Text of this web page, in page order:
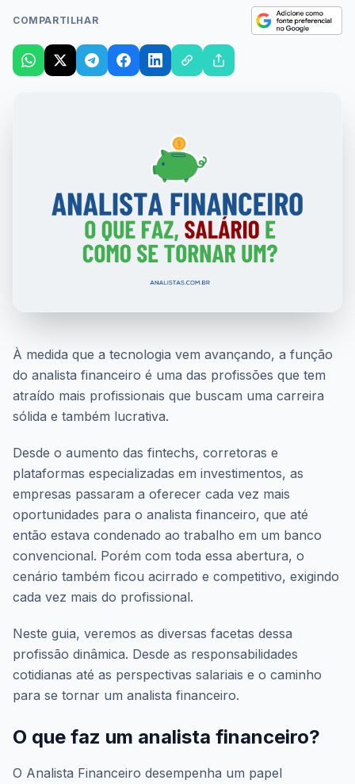
COMPARTILHAR
À medida que a tecnologia vem avançando, a função
do analista financeiro é uma das profissões que tem
atraído mais profissionais que buscam uma carreira
sólida e também lucrativa.
Desde o aumento das fintechs, corretoras e
plataformas especializadas em investimentos, as
empresas passaram a oferecer cada vez mais
oportunidades para o analista financeiro, que até
então estava condenado ao trabalho em um banco
convencional. Porém com toda essa abertura, o
cenário também ficou acirrado e competitivo, exigindo
cada vez mais do profissional.
Neste guia, veremos as diversas facetas dessa
profissão dinâmica. Desde as responsabilidades
cotidianas até as perspectivas salariais e o caminho
para se tornar um analista financeiro.
O que faz um analista financeiro?
O Analista Financeiro desempenha um papel